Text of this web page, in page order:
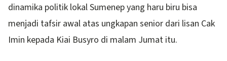
dinamika politik lokal Sumenep yang haru biru bisa
menjadi tafsir awal atas ungkapan senior dari lisan Cak
Imin kepada Kiai Busyro di malam Jumat itu.